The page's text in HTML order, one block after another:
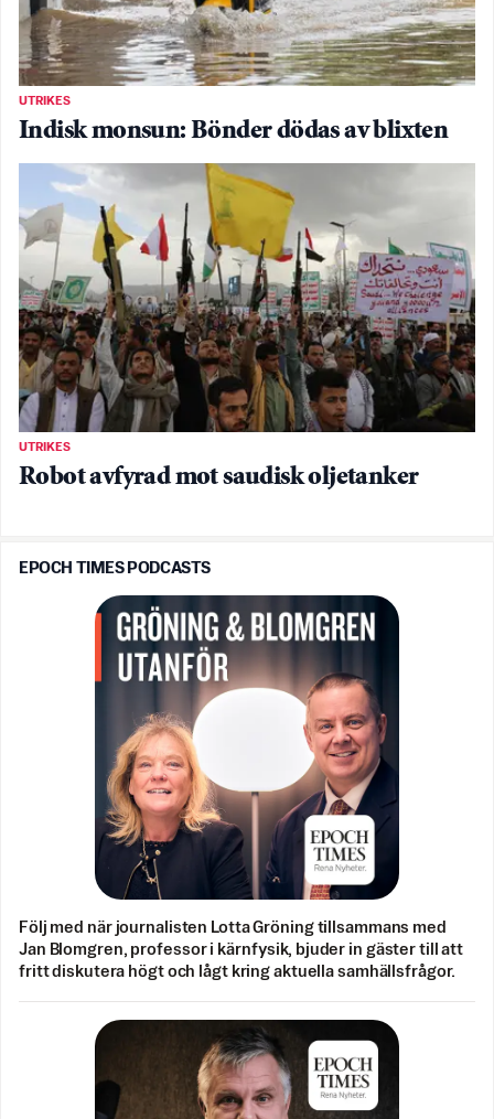
UTRIKES
Indisk monsun: Bönder dödas av blixten
UTRIKES
Robot avfyrad mot saudisk oljetanker
EPOCH TIMES PODCASTS
Följ med när journalisten Lotta Gröning tillsammans med
Jan Blomgren, professor i kärnfysik, bjuder in gäster till att
fritt diskutera högt och lågt kring aktuella samhällsfrågor.